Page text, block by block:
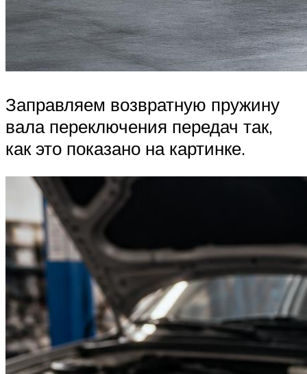
Заправляем возвратную пружину
вала переключения передач так,
как это показано на картинке.